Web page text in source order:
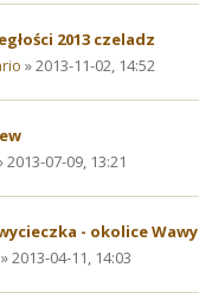
2013 czeladz
» 2013-11-02, 14:52
2013-07-09, 13:21
- okolice Wawy
» 2013-04-11, 14:03